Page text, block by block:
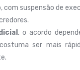
com suspensão de
, o acordo
ser mais